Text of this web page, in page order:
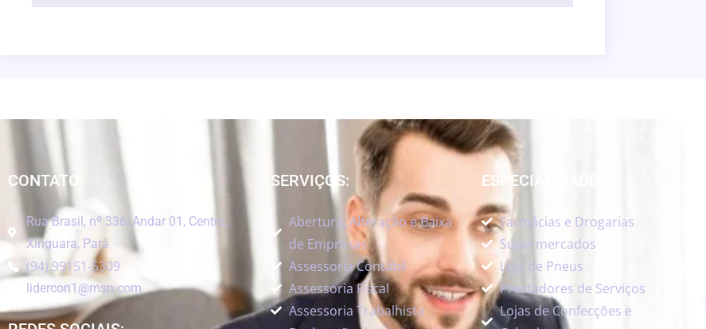
CONTATO:
Rua Brasil, nº 336, Andar 01, Centro,
Xinguara, Pará
(94) 99151-5309
lidercon1@msn.com
SERVIÇOS:
Abertura, Alteração e Baixa
de Empresas
Assessoria Contábil
Assessoria Fiscal
Assessoria Trabalhista
ESPECIALIDADES:
Farmácias e Drogarias
Supermercados
Loja de Pneus
Prestadores de Serviços
Lojas de Confecções e